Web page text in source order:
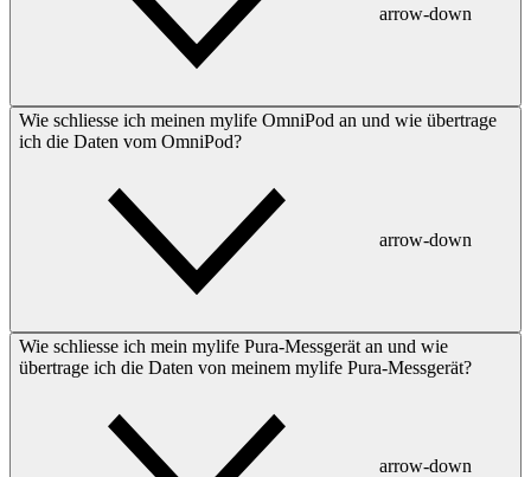
arrow-down
Wie schliesse ich meinen mylife OmniPod an und wie übertrage
ich die Daten vom OmniPod?
arrow-down
Wie schliesse ich mein mylife Pura-Messgerät an und wie
übertrage ich die Daten von meinem mylife Pura-Messgerät?
arrow-down